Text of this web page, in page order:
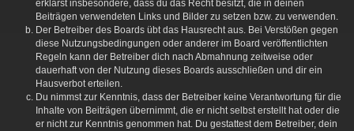
erklärst insbesondere, dass du das Recht besitzt, die in deinen
Beiträgen verwendeten Links und Bilder zu setzen bzw. zu verwenden.
Der Betreiber des Boards übt das Hausrecht aus. Bei Verstößen gegen
diese Nutzungsbedingungen oder anderer im Board veröffentlichten
Regeln kann der Betreiber dich nach Abmahnung zeitweise oder
dauerhaft von der Nutzung dieses Boards ausschließen und dir ein
Hausverbot erteilen.
Du nimmst zur Kenntnis, dass der Betreiber keine Verantwortung für die
Inhalte von Beiträgen übernimmt, die er nicht selbst erstellt hat oder die
er nicht zur Kenntnis genommen hat. Du gestattest dem Betreiber, dein